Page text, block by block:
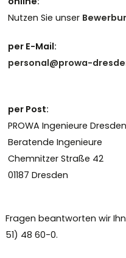
Nutzen Sie unser
per E-Mail:
personal@prowa-
per Post:
PROWA Ingenieure
Beratende Ingenieure
Chemnitzer Straße 42
01187 Dresden
Fragen beantworten wir
51) 48 60-0.